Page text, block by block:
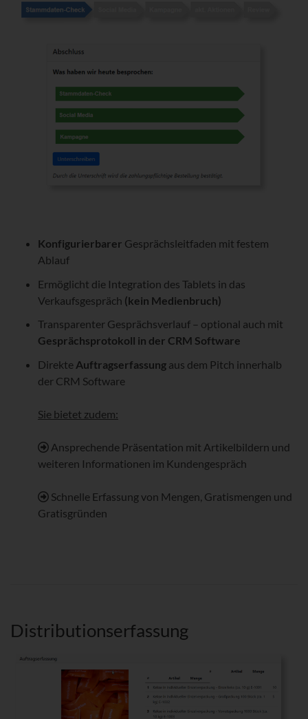
Konfigurierbarer Gesprächsleitfaden mit festem
Ablauf
Ermöglicht die Integration des Tablets in das
Verkaufsgespräch (kein Medienbruch)
Transparenter Gesprächsverlauf – optional auch mit
Gesprächsprotokoll in der CRM Software
Direkte Auftragserfassung aus dem Pitch innerhalb
der CRM Software
Sie bietet zudem:
Ansprechende Präsentation mit Artikelbildern und
weiteren Informationen im Kundengespräch
Schnelle Erfassung von Mengen, Gratismengen und
Gratisgründen
Distributionserfassung